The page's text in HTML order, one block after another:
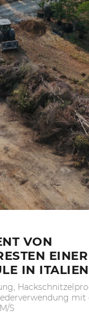
VON
EINER
IN ITALIEN
mit
S